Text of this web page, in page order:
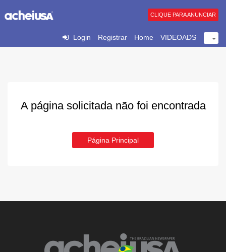
Login Registrar Home VIDEOADS
CLIQUE PARA ANUNCIAR
A página solicitada não foi encontrada
Página Principal